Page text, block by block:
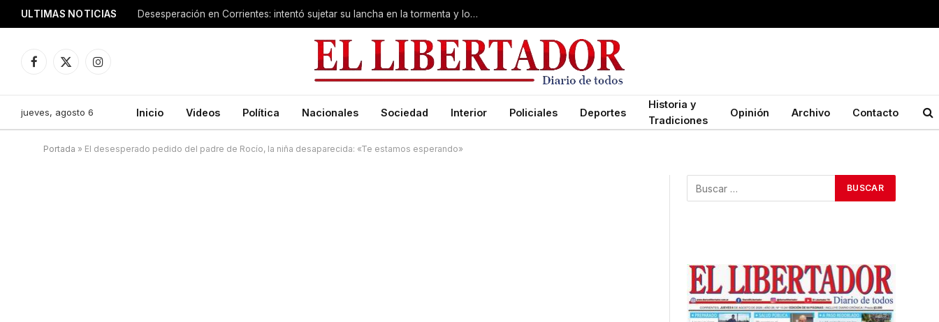
ULTIMAS NOTICIAS Desesperación en Corrientes: intentó sujetar su lancha en la tormenta y lo arrastró el río
Facebook
X
Instagram
jueves, agosto 6 Inicio Videos Política Nacionales Sociedad Interior Policiales Deportes
Historia y
Tradiciones
Opinión Archivo Contacto
Portada » El desesperado pedido del padre de Rocío, la niña desaparecida: «Te estamos esperando»